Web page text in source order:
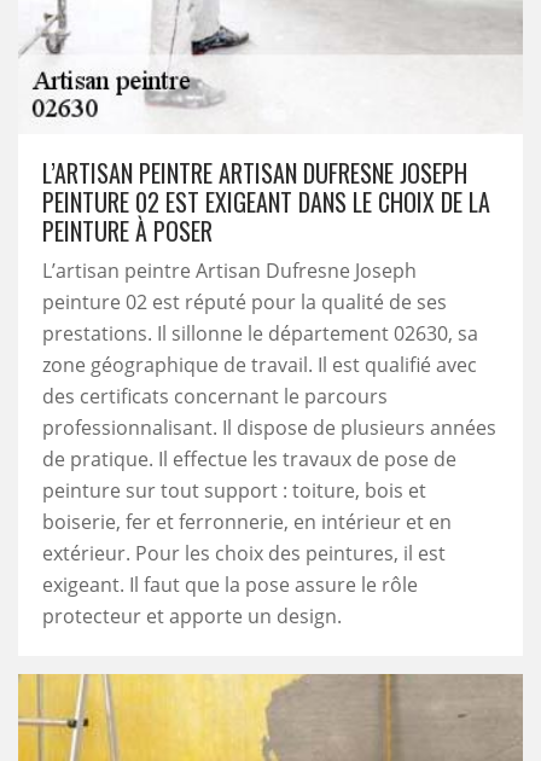
L’ARTISAN PEINTRE ARTISAN DUFRESNE JOSEPH
PEINTURE 02 EST EXIGEANT DANS LE CHOIX DE LA
PEINTURE À POSER
L’artisan peintre Artisan Dufresne Joseph
peinture 02 est réputé pour la qualité de ses
prestations. Il sillonne le département 02630, sa
zone géographique de travail. Il est qualifié avec
des certificats concernant le parcours
professionnalisant. Il dispose de plusieurs années
de pratique. Il effectue les travaux de pose de
peinture sur tout support : toiture, bois et
boiserie, fer et ferronnerie, en intérieur et en
extérieur. Pour les choix des peintures, il est
exigeant. Il faut que la pose assure le rôle
protecteur et apporte un design.